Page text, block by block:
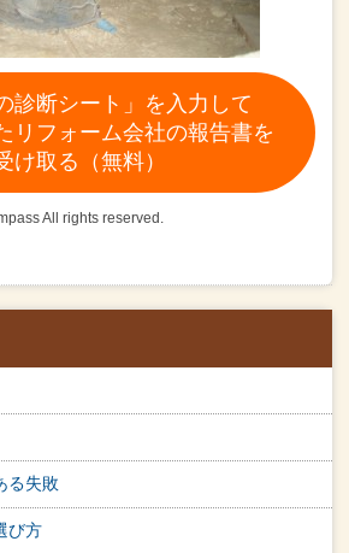
診断シート」を入力して
リフォーム会社の報告書を
け取る（無料）
All rights reserved.
る失敗
び方